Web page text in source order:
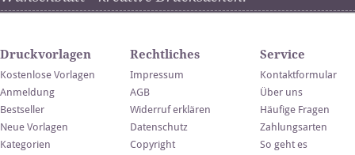
Druckvorlagen
Kostenlose Vorlagen
Anmeldung
Bestseller
Neue Vorlagen
Kategorien
Rechtliches
Impressum
AGB
Widerruf erklären
Datenschutz
Copyright
Service
Kontaktformular
Über uns
Häufige Fragen
Zahlungsarten
So geht es